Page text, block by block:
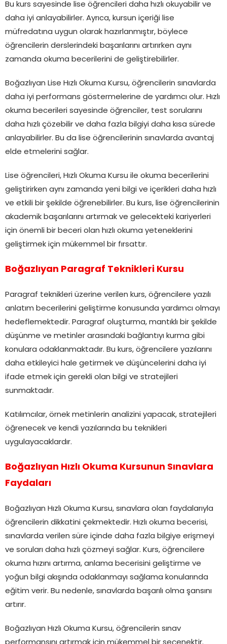
Bu kurs sayesinde lise öğrencileri daha hızlı okuyabilir ve
daha iyi anlayabilirler. Ayrıca, kursun içeriği lise
müfredatına uygun olarak hazırlanmıştır, böylece
öğrencilerin derslerindeki başarılarını artırırken aynı
zamanda okuma becerilerini de geliştirebilirler.
Boğazlıyan Lise Hızlı Okuma Kursu, öğrencilerin sınavlarda
daha iyi performans göstermelerine de yardımcı olur. Hızlı
okuma becerileri sayesinde öğrenciler, test sorularını
daha hızlı çözebilir ve daha fazla bilgiyi daha kısa sürede
anlayabilirler. Bu da lise öğrencilerinin sınavlarda avantaj
elde etmelerini sağlar.
Lise öğrencileri, Hızlı Okuma Kursu ile okuma becerilerini
geliştirirken aynı zamanda yeni bilgi ve içerikleri daha hızlı
ve etkili bir şekilde öğrenebilirler. Bu kurs, lise öğrencilerinin
akademik başarılarını artırmak ve gelecekteki kariyerleri
için önemli bir beceri olan hızlı okuma yeteneklerini
geliştirmek için mükemmel bir fırsattır.
Boğazlıyan Paragraf Teknikleri Kursu
Paragraf teknikleri üzerine verilen kurs, öğrencilere yazılı
anlatım becerilerini geliştirme konusunda yardımcı olmayı
hedeflemektedir. Paragraf oluşturma, mantıklı bir şekilde
düşünme ve metinler arasındaki bağlantıyı kurma gibi
konulara odaklanmaktadır. Bu kurs, öğrencilere yazılarını
daha etkileyici hale getirmek ve düşüncelerini daha iyi
ifade etmek için gerekli olan bilgi ve stratejileri
sunmaktadır.
Katılımcılar, örnek metinlerin analizini yapacak, stratejileri
öğrenecek ve kendi yazılarında bu teknikleri
uygulayacaklardır.
Boğazlıyan Hızlı Okuma Kursunun Sınavlara
Faydaları
Boğazlıyan Hızlı Okuma Kursu, sınavlara olan faydalarıyla
öğrencilerin dikkatini çekmektedir. Hızlı okuma becerisi,
sınavlarda verilen süre içinde daha fazla bilgiye erişmeyi
ve soruları daha hızlı çözmeyi sağlar. Kurs, öğrencilere
okuma hızını artırma, anlama becerisini geliştirme ve
yoğun bilgi akışında odaklanmayı sağlama konularında
eğitim verir. Bu nedenle, sınavlarda başarılı olma şansını
artırır.
Boğazlıyan Hızlı Okuma Kursu, öğrencilerin sınav